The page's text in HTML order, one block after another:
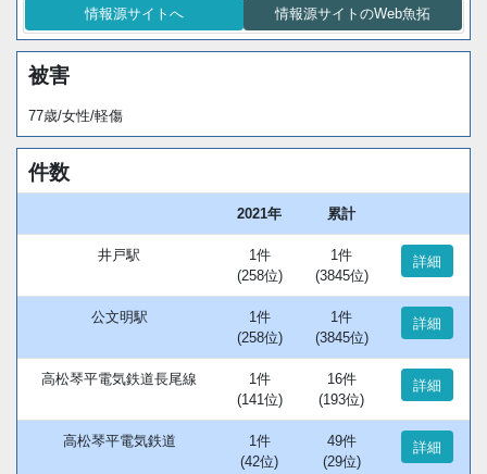
情報源サイトへ 情報源サイトのWeb魚拓
被害
77歳/女性/軽傷
件数
2021年 累計
井戸駅
1件
(258位)
1件
(3845位)
詳細
公文明駅
1件
(258位)
1件
(3845位)
詳細
高松琴平電気鉄道長尾線
1件
(141位)
16件
(193位)
詳細
高松琴平電気鉄道
1件
(42位)
49件
(29位)
詳細